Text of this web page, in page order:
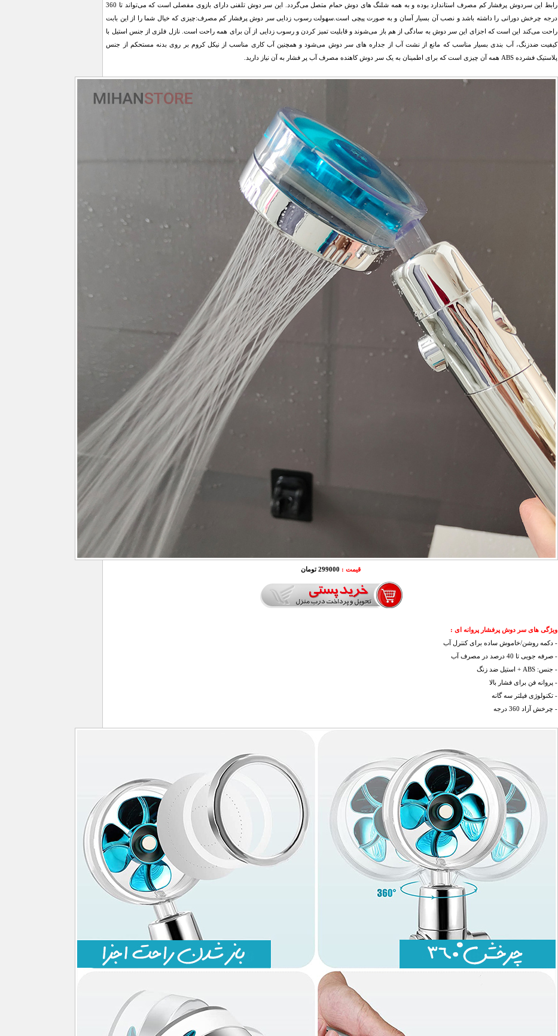
رابط این سردوش پرفشار کم مصرف استاندارد بوده و به همه شلنگ های دوش حمام متصل می‌گردد. این سر دوش تلفنی دارای بازوی مفصلی است که می‌تواند تا 360
درجه چرخش دورانی را داشته باشد و نصب آن بسیار آسان و به صورت پیچی است.سهولت رسوب زدایی سر دوش پرفشار کم مصرف:چیزی که خیال شما را از این بابت
راحت می‌کند این است که اجزای این سر دوش به سادگی از هم باز می‌شوند و قابلیت تمیز کردن و رسوب زدایی از آن برای همه راحت است. نازل فلزی از جنس استیل با
کیفیت ضدزنگ، آب بندی بسیار مناسب که مانع از نشت آب از جداره های سر دوش می‌شود و همچنین آب کاری مناسب از نیکل کروم بر روی بدنه مستحکم از جنس
پلاستیک فشرده ABS همه آن چیزی است که برای اطمینان به یک سر دوش کاهنده مصرف آب پر فشار به آن نیاز دارید.
قیمت : 299000 تومان
ویژگی های سر دوش پرفشار پروانه ای :
- دکمه روشن/خاموش ساده برای کنترل آب
- صرفه جویی تا 40 درصد در مصرف آب
- جنس: ABS + استیل ضد زنگ
- پروانه فن برای فشار بالا
- تکنولوژی فیلتر سه گانه
- چرخش آزاد 360 درجه